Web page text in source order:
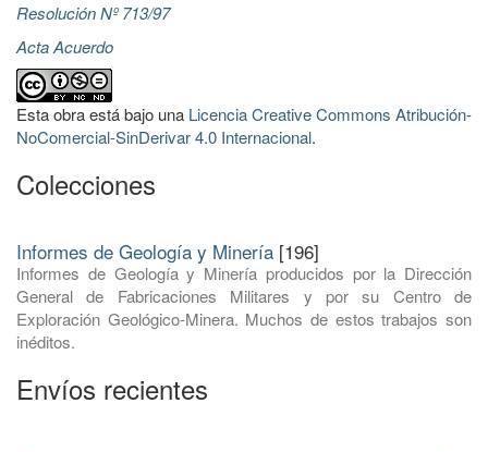
Resolución Nº 713/97
Acta Acuerdo
Esta obra está bajo una Licencia Creative Commons Atribución-
NoComercial-SinDerivar 4.0 Internacional.
Colecciones
Informes de Geología y Minería [196]
Informes de Geología y Minería producidos por la Dirección
General de Fabricaciones Militares y por su Centro de
Exploración Geológico-Minera. Muchos de estos trabajos son
inéditos.
Envíos recientes